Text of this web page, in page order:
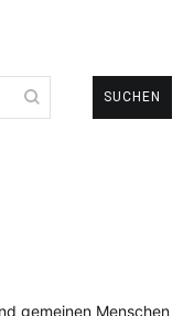
gemeinen Menschen